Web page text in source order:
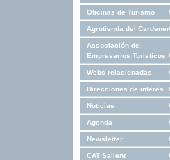
Oficinas de Turismo
Agrotienda del Cardener
Associación de
Empresarios Turísticos
Webs relacionadas
Direcciones de interés
Noticias
Agenda
Newsletter
CAT Sallent